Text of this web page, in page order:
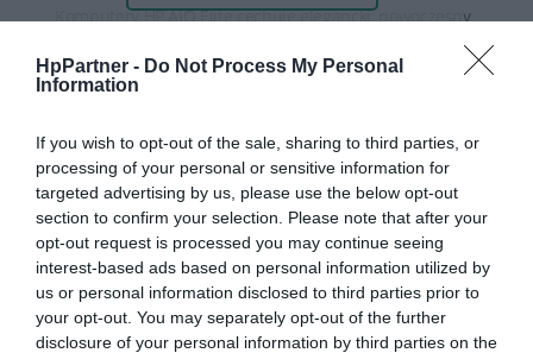
HpPartner - Do Not Process My Personal
Information
If you wish to opt-out of the sale, sharing to third parties, or
processing of your personal or sensitive information for
targeted advertising by us, please use the below opt-out
section to confirm your selection. Please note that after your
opt-out request is processed you may continue seeing
interest-based ads based on personal information utilized by
us or personal information disclosed to third parties prior to
your opt-out. You may separately opt-out of the further
disclosure of your personal information by third parties on the
Komputery HP AIO Elite cechuje elegancki, nowoczesny
smukłą obudowę z wysokiej jakości materiałów, które
Urządzenia z linii HP Elite All-in-One oferują wysoką
wydajność dzięki zaawansowanym procesorom, często
Intel Core najnowszej generacji lub odpowiednim
modelom AMD. Szybkie dyski SSD oraz znaczna ilość
pamięci RAM pozwalają na płynną pracę nawet z
wymagającymi zadaniami.